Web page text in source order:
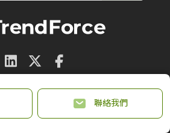
聯絡我們
Corp. All rights reserved